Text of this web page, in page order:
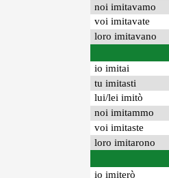
noi imitavamo
voi imitavate
loro imitavano
io imitai
tu imitasti
lui/lei imitò
noi imitammo
voi imitaste
loro imitarono
io imiterò